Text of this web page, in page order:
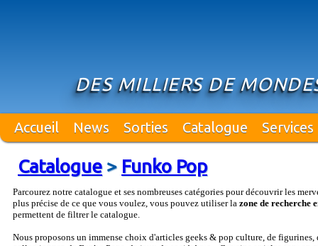
DES MILLIERS DE
Accueil News Sorties Catalogue Services
Catalogue> Funko Pop
Parcourez notre catalogue et ses nombreuses catégories pour découvrir les
plus précise de ce que vous voulez, vous pouvez utiliser la zone de recherche
permettent de filtrer le catalogue.
Nous proposons un immense choix d'articles geeks & pop culture, de figurines,